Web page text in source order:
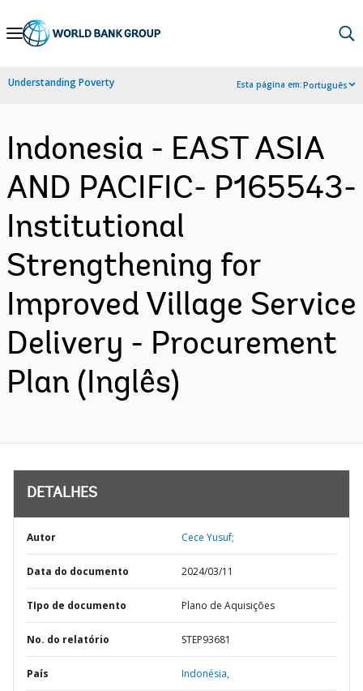
Skip
Navigation
Understanding Poverty Esta página em:Português
Indonesia - EAST ASIA
AND PACIFIC- P165543-
Institutional
Strengthening for
Improved Village Service
Delivery - Procurement
Plan (Inglês)
DETALHES
Autor Cece Yusuf;
Data do documento 2024/03/11
TIpo de documento Plano de Aquisições
No. do relatório STEP93681
País Indonésia,